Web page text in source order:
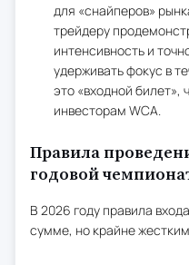
для «снайперов»
трейдеру
интенсивность и
удерживать фокус в
это «входной билет»,
инвесторам WCA.
Правила
годовой
В 2026 году правила
сумме, но крайне